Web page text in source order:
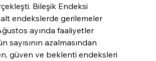
Bileşik Endeksi
endekslerde gerilemeler
ayında faaliyetler
sayısının azalmasından
güven ve beklenti endeksleri